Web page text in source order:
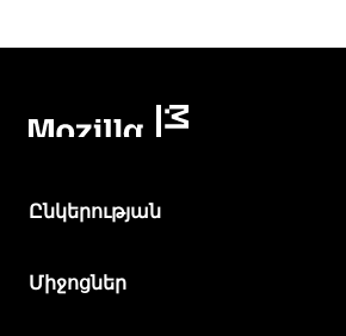
Ընկերության
Միջոցներ